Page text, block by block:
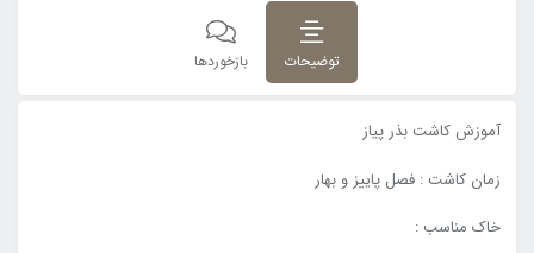
توضیحات بازخوردها
آموزش کاشت بذر پیاز
زمان کاشت : فصل پاییز و بهار
خاک مناسب :